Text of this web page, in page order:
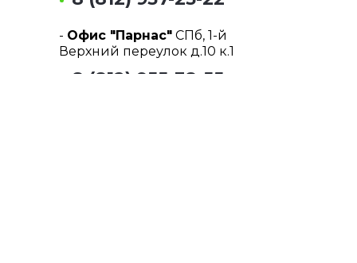
- Офис "Парнас" СПб, 1-й
Верхний переулок д.10 к.1
8 (812) 955-38-55